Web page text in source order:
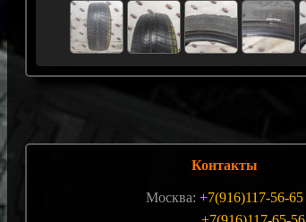
Контакты
Москва: +7(916)117-56-65